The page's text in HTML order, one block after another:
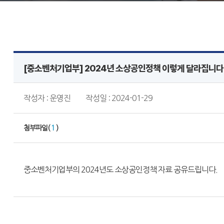
[중소벤처기업부] 2024년 소상공인정책 이렇게 달라집니
작성자 : 운영진 작성일 : 2024-01-29
첨부파일( 1 )
중소벤처기업부의 2024년도 소상공인정책 자료 공유드립니다.